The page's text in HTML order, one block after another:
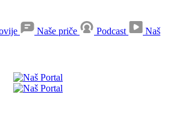
Naše priče Podcast
Naš